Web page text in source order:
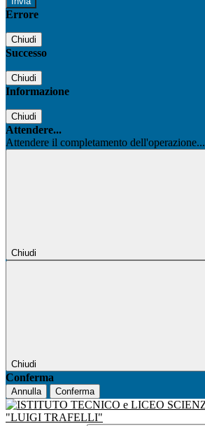
Errore
Chiudi
Successo
Chiudi
Informazione
Chiudi
Attendere...
Attendere il completamento dell'operazione...
Chiudi
Chiudi
Conferma
Annulla Conferma